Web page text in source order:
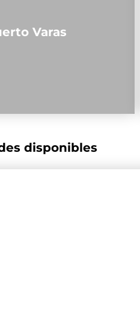
Varas
disponibles